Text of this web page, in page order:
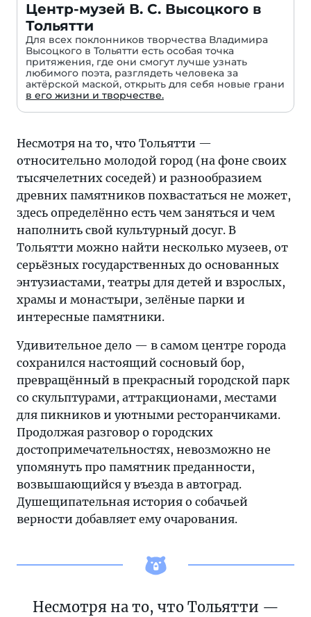
Центр-музей В. С. Высоцкого в
Тольятти
Для всех поклонников творчества Владимира
Высоцкого в Тольятти есть особая точка
притяжения, где они смогут лучше узнать
любимого поэта, разглядеть человека за
актёрской маской, открыть для себя новые грани
в его жизни и творчестве.
Несмотря на то, что Тольятти —
относительно молодой город (на фоне своих
тысячелетних соседей) и разнообразием
древних памятников похвастаться не может,
здесь определённо есть чем заняться и чем
наполнить свой культурный досуг. В
Тольятти можно найти несколько музеев, от
серьёзных государственных до основанных
энтузиастами, театры для детей и взрослых,
храмы и монастыри, зелёные парки и
интересные памятники.
Удивительное дело — в самом центре города
сохранился настоящий сосновый бор,
превращённый в прекрасный городской парк
со скульптурами, аттракционами, местами
для пикников и уютными ресторанчиками.
Продолжая разговор о городских
достопримечательностях, невозможно не
упомянуть про памятник преданности,
возвышающийся у въезда в автоград.
Душещипательная история о собачьей
верности добавляет ему очарования.
Несмотря на то, что Тольятти —